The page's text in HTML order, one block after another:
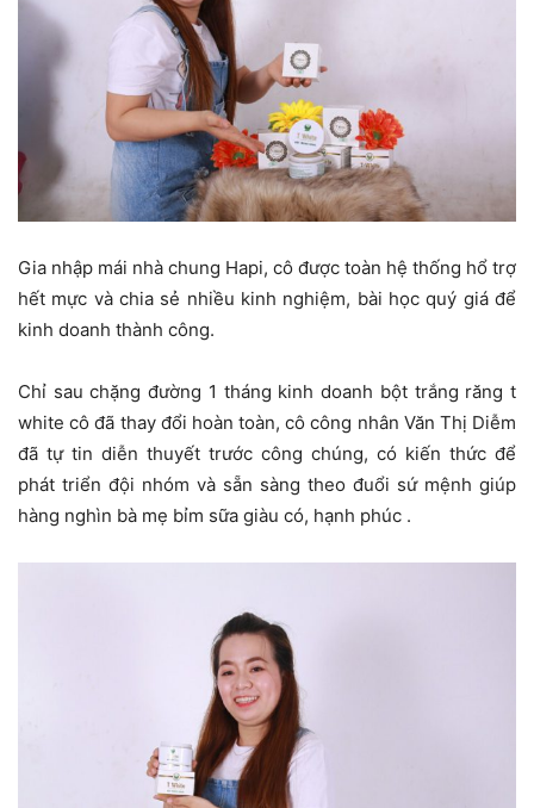
Gia nhập mái nhà chung Hapi, cô được toàn hệ thống hổ trợ
hết mực và chia sẻ nhiều kinh nghiệm, bài học quý giá để
kinh doanh thành công.
Chỉ sau chặng đường 1 tháng kinh doanh bột trắng răng t
white cô đã thay đổi hoàn toàn, cô công nhân Văn Thị Diễm
đã tự tin diễn thuyết trước công chúng, có kiến thức để
phát triển đội nhóm và sẵn sàng theo đuổi sứ mệnh giúp
hàng nghìn bà mẹ bỉm sữa giàu có, hạnh phúc .